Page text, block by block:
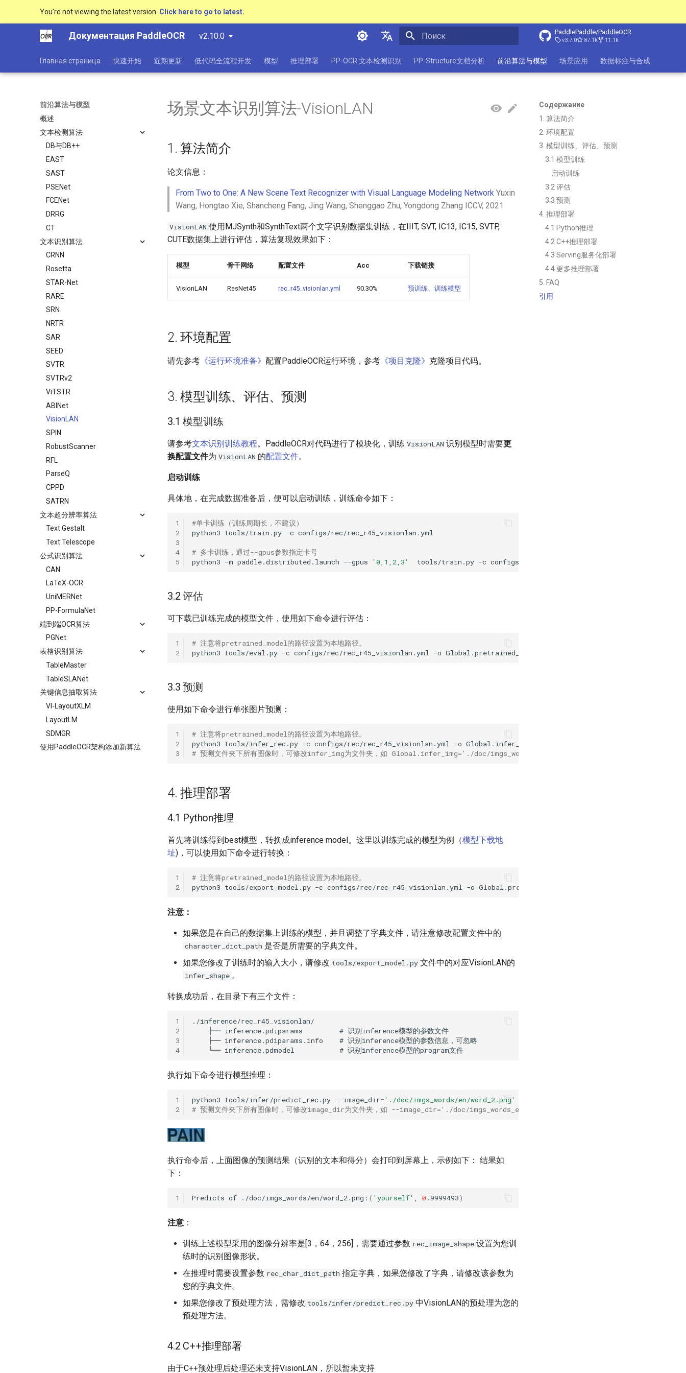
You're not viewing the latest version. Click here to go to latest.
Документация PaddleOCR v2.10.0
简体中文
Pу́сский язы́к
PaddlePaddle/PaddleOCR
v3.7.0 87.1k 11.1k
Главная страница 快速开始 近期更新 低代码全流程开发 模型 推理部署 PP-OCR 文本检测识别 PP-Structure文档分析 前沿算法与模型 场景应用 数据标注与合成
前沿算法与模型
概述
文本检测算法
DB与DB++
EAST
SAST
PSENet
FCENet
DRRG
CT
文本识别算法
CRNN
Rosetta
STAR-Net
RARE
SRN
NRTR
SAR
SEED
SVTR
SVTRv2
ViTSTR
ABINet
VisionLAN
SPIN
RobustScanner
RFL
ParseQ
CPPD
SATRN
文本超分辨率算法
Text Gestalt
Text Telescope
公式识别算法
CAN
LaTeX-OCR
UniMERNet
PP-FormulaNet
端到端OCR算法
PGNet
表格识别算法
TableMaster
TableSLANet
关键信息抽取算法
VI-LayoutXLM
LayoutLM
SDMGR
使用PaddleOCR架构添加新算法
Содержание
1. 算法简介
2. 环境配置
3. 模型训练、评估、预测
3.1 模型训练
启动训练
3.2 评估
3.3 预测
4. 推理部署
4.1 Python推理
4.2 C++推理部署
4.3 Serving服务化部署
4.4 更多推理部署
5. FAQ
引用
场景文本识别算法-VisionLAN
1. 算法简介
论文信息：
From Two to One: A New Scene Text Recognizer with Visual Language Modeling Network Yuxin
Wang, Hongtao Xie, Shancheng Fang, Jing Wang, Shenggao Zhu, Yongdong Zhang ICCV, 2021
VisionLAN 使用MJSynth和SynthText两个文字识别数据集训练，在IIIT, SVT, IC13, IC15, SVTP,
CUTE数据集上进行评估，算法复现效果如下：
模型 骨干网络 配置文件 Acc 下载链接
VisionLAN ResNet45 rec_r45_visionlan.yml 90.30% 预训练、训练模型
2. 环境配置
请先参考 《运行环境准备》 配置PaddleOCR运行环境，参考 《项目克隆》 克隆项目代码。
3. 模型训练、评估、预测
3.1 模型训练
请参考文本识别训练教程。PaddleOCR对代码进行了模块化，训练 VisionLAN 识别模型时需要更
换配置文件为 VisionLAN 的配置文件。
启动训练
具体地，在完成数据准备后，便可以启动训练，训练命令如下：
1
2
3
4
5
#单卡训练（训练周期长，不建议）
python3 tools/train.py -c
# 多卡训练，通过--gpus参数指定卡号
python3 -m paddle.distributed.launch --gpus '0,1,2,3' tools/train.py -c
3.2 评估
可下载已训练完成的模型文件，使用如下命令进行评估：
1
2
# 注意将pretrained_model的路径设置为本地路径。
python3 tools/eval.py -c configs/rec/rec_r45_visionlan.yml -o Global.pretrained_model
3.3 预测
使用如下命令进行单张图片预测：
1
2
3
# 注意将pretrained_model的路径设置为本地路径。
python3 tools/infer_rec.py -c configs/rec/rec_r45_visionlan.yml -o Global.infer_img
# 预测文件夹下所有图像时，可修改infer_img为文件夹，如 Global.infer_img='./doc/imgs_words_en/'。
4. 推理部署
4.1 Python推理
首先将训练得到best模型，转换成inference model。这里以训练完成的模型为例（模型下载地
址)，可以使用如下命令进行转换：
1
2
# 注意将pretrained_model的路径设置为本地路径。
python3 tools/export_model.py -c configs/rec/rec_r45_visionlan.yml -o Global.pretrained_model
注意：
如果您是在自己的数据集上训练的模型，并且调整了字典文件，请注意修改配置文件中的
character_dict_path 是否是所需要的字典文件。
如果您修改了训练时的输入大小，请修改 tools/export_model.py 文件中的对应VisionLAN的
infer_shape 。
转换成功后，在目录下有三个文件：
1
2
3
4
执行如下命令进行模型推理：
1
2
python3 tools/infer/predict_rec.py --image_dir='./doc/imgs_words/en/word_2.png'
# 预测文件夹下所有图像时，可修改image_dir为文件夹，如 --image_dir='./doc/imgs_words_en/'。
执行命令后，上面图像的预测结果（识别的文本和得分）会打印到屏幕上，示例如下： 结果如
下：
1 Predicts of ./doc/imgs_words/en/word_2.png: ( 'yourself' 0 .9999493)
注意 ：
训练上述模型采用的图像分辨率是[3，64，256]，需要通过参数 rec_image_shape 设置为您训
练时的识别图像形状。
在推理时需要设置参数 rec_char_dict_path 指定字典，如果您修改了字典，请修改该参数为
您的字典文件。
如果您修改了预处理方法，需修改 tools/infer/predict_rec.py 中VisionLAN的预处理为您的
预处理方法。
4.2 C++推理部署
由于C++预处理后处理还未支持VisionLAN，所以暂未支持